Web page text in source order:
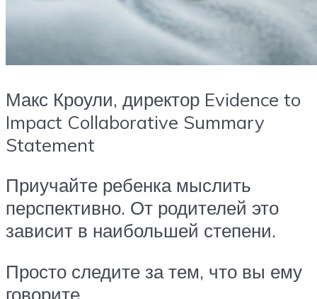
Макс Кроули, директор Evidence to
Impact Collaborative Summary
Statement
Приучайте ребенка мыслить
перспективно. От родителей это
зависит в наибольшей степени.
Просто следите за тем, что вы ему
говорите.